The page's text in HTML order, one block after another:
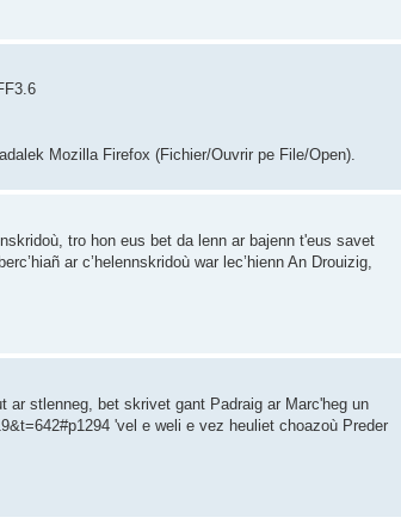
Mozilla Firefox (Fichier/Ouvrir pe File/Open).
tro hon eus bet da lenn ar bajenn t'eus savet
ar c’helennskridoù war lec’hienn An Drouizig,
ar stlenneg, bet skrivet gant Padraig ar Marc'heg un
'vel e weli e vez heuliet choazoù Preder